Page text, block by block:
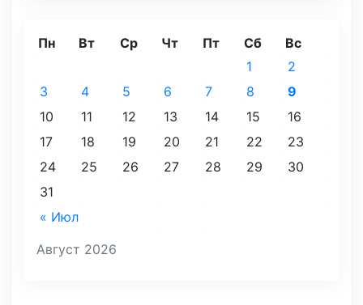
Август 2026
Пн Вт Ср Чт Пт Сб Вс
« Июл
1
2
3
4 5 6 7 8
9
10
11 12 13 14 15
16
17
18 19 20 21 22
23
24
25 26 27 28 29
30
31